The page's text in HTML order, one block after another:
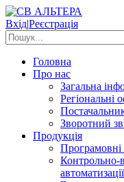
Вхід|Реєстрація
Головна
Про нас
Загальна
Регіональні
Зворотний
Продукція
Контрольно-